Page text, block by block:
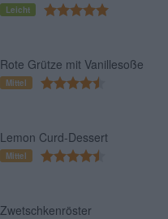
Leicht
Rote Grütze mit Vanillesoße
Mittel
Lemon Curd-Dessert
Mittel
Zwetschkenröster